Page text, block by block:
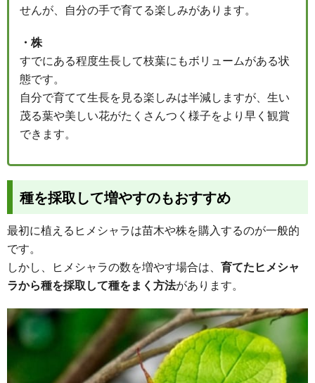
せんが、自分の手で育てる楽しみがあります。
・株
すでにある程度生長して枝葉にもボリュームがある状
態です。
自分で育てて生長を見る楽しみは半減しますが、生い
茂る葉や美しい花がたくさんつく様子をより早く観賞
できます。
種を採取して増やすのもおすすめ
最初に植えるヒメシャラは苗木や株を購入するのが一般的
です。
しかし、ヒメシャラの数を増やす場合は、 育てたヒメシャ
ラから種を採取して種をまく方法があります。